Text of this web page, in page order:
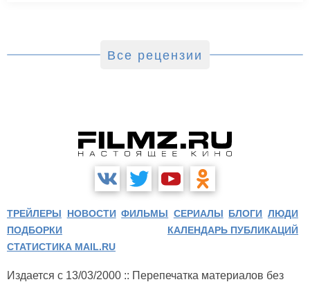
Все рецензии
ТРЕЙЛЕРЫ НОВОСТИ ФИЛЬМЫ СЕРИАЛЫ БЛОГИ ЛЮДИ
ПОДБОРКИ
КАЛЕНДАРЬ ПУБЛИКАЦИЙ
СТАТИСТИКА MAIL.RU
Издается с 13/03/2000 :: Перепечатка материалов без